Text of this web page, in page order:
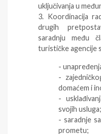
uključivanja u
3. Koordinacija
drugih
saradnju među
turističke agencije
-
-
domaćem i
-
svojih usluga;
- saradnje
prometu;